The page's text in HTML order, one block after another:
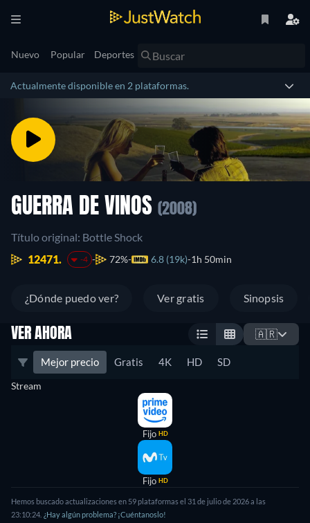
Nuevo Popular Deportes
Actualmente disponible en 2 plataformas.
GUERRA DE VINOS (2008)
Título original: Bottle Shock
12471.
-4 72% 6.8 (19k) 1h 50min
¿Dónde puedo ver? Ver gratis Sinopsis
VER AHORA 🇦🇷
Mejor precio Gratis 4K HD SD
Stream
Fijo HD
Fijo HD
Hemos buscado actualizaciones en 59 plataformas el 31 de julio de 2026 a las
23:10:24. ¿Hay algún problema? ¡Cuéntanoslo!